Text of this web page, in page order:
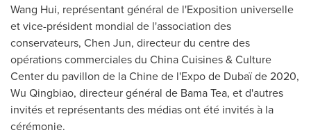
Wang Hui, représentant général de l'Exposition universelle
et vice-président mondial de l'association des
conservateurs, Chen Jun, directeur du centre des
opérations commerciales du China Cuisines & Culture
Center du pavillon de la Chine de l'Expo de Dubaï de 2020,
Wu Qingbiao, directeur général de Bama Tea, et d'autres
invités et représentants des médias ont été invités à la
cérémonie.